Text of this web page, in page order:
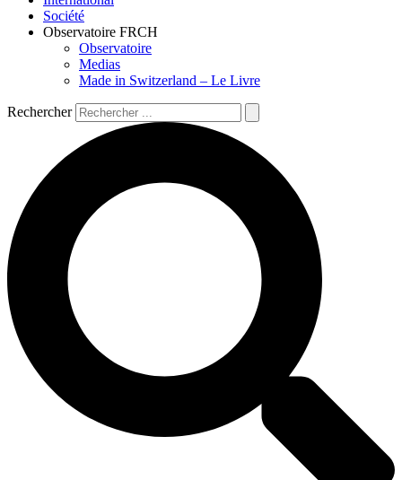
Société
Observatoire FRCH
Observatoire
Medias
Made in Switzerland – Le Livre
Rechercher